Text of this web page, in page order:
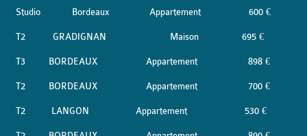
Studio Bordeaux Appartement 600 €
T2 GRADIGNAN Maison 695 €
T3 BORDEAUX Appartement 898 €
T2 BORDEAUX Appartement 700 €
T2 LANGON Appartement 530 €